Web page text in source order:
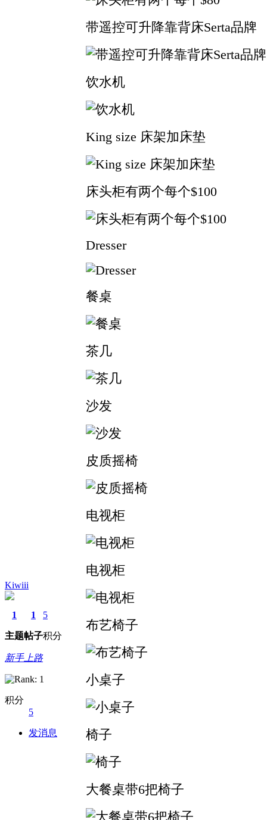
Kiwiii
1
主题
1
帖子
5
积分
新手上路
积分
5
发消息
带遥控可升降靠背床Serta品牌
饮水机
King size 床架加床垫
床头柜有两个每个$100
Dresser
餐桌
茶几
沙发
皮质摇椅
电视柜
电视柜
布艺椅子
小桌子
椅子
大餐桌带6把椅子